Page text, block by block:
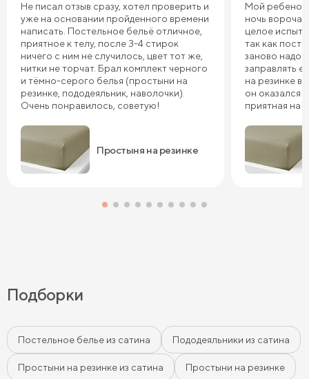
Не писал отзыв сразу, хотел проверить и
уже на основании пройденного времени
написать. Постельное бельё отличное,
приятное к телу, после 3-4 стирок
ничего с ним не случилось, цвет тот же,
нитки не торчат. Брал комплект черного
и тёмно-серого белья (простыни на
резинке, пододеяльник, наволочки).
Очень понравилось, советую!
Простыня на резинке
Мой ребенок
ночь
целое
так как
заново надо
заправлять
на резинке в
он оказался
приятная на
Подборки
Постельное белье из сатина Пододеяльники из сатина
Простыни на резинке из сатина Простыни на резинке